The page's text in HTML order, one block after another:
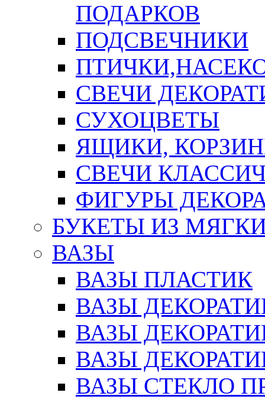
ПОДАРКОВ
ПОДСВЕЧНИКИ
СВЕЧИ
СУХОЦВЕТЫ
ЯЩИКИ,
СВЕЧИ
ФИГУРЫ
БУКЕТЫ ИЗ
ВАЗЫ
ВАЗЫ ПЛАСТИК
ВАЗЫ
ВАЗЫ
ВАЗЫ
ВАЗЫ СТЕКЛО